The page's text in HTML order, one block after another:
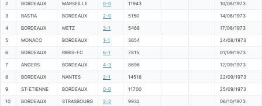
2 BORDEAUX MARSEILLE 0-0 11943 10/08/1973
3 BASTIA BORDEAUX 2-0 5150 14/08/1973
4 BORDEAUX METZ 3-1 5468 17/08/1973
5 MONACO BORDEAUX 1-1 3654 24/08/1973
6 BORDEAUX PARIS-FC 6-1 7815 01/09/1973
7 ANGERS BORDEAUX 4-3 8696 12/09/1973
8 BORDEAUX NANTES 2-1 14516 22/09/1973
9 ST-ETIENNE BORDEAUX 0-0 11700 25/09/1973
10 BORDEAUX STRASBOURG 2-2 9932 06/10/1973